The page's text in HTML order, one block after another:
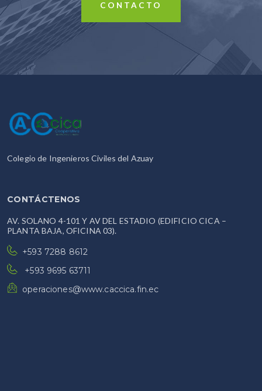
CONTACTO
Colegio de Ingenieros Civiles del Azuay
CONTÁCTENOS
AV. SOLANO 4-101 Y AV DEL ESTADIO (EDIFICIO CICA –
PLANTA BAJA, OFICINA 03).
+593 7288 8612
+593 9695 63711
operaciones@www.caccica.fin.ec